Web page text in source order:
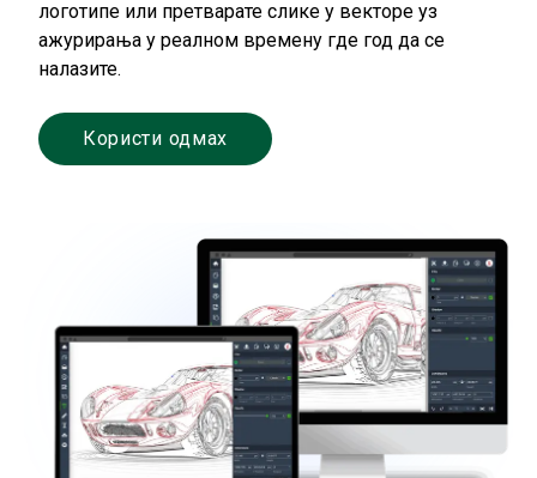
логотипе или претварате слике у векторе уз
ажурирања у реалном времену где год да се
налазите.
Користи одмах